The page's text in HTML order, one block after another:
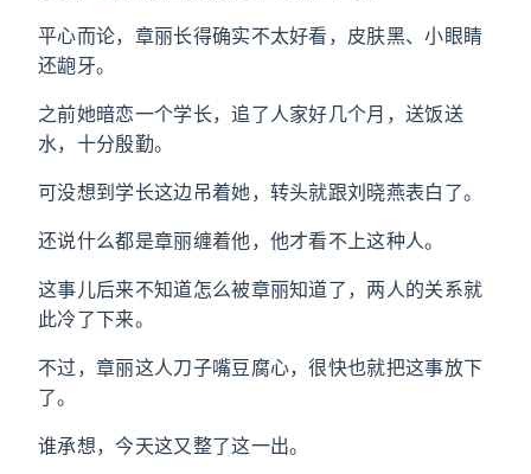
平心而论，章丽长得确实不太好看，皮肤黑、小眼睛
还龅牙。
之前她暗恋一个学长，追了人家好几个月，送饭送
水，十分殷勤。
可没想到学长这边吊着她，转头就跟刘晓燕表白了。
还说什么都是章丽缠着他，他才看不上这种人。
这事儿后来不知道怎么被章丽知道了，两人的关系就
此冷了下来。
不过，章丽这人刀子嘴豆腐心，很快也就把这事放下
了。
谁承想，今天这又整了这一出。